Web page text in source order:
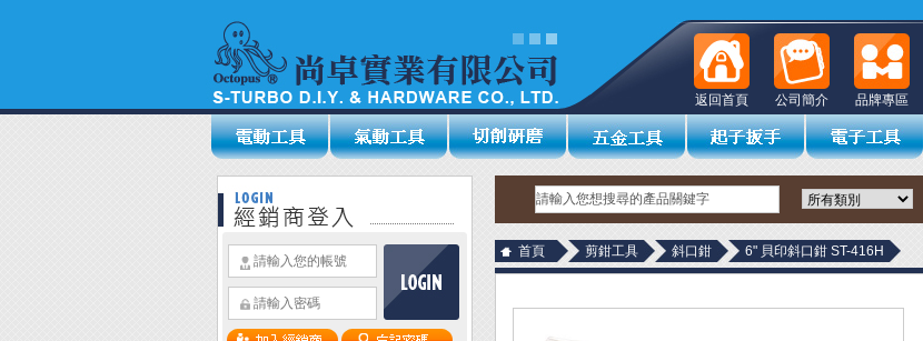
品牌專區
公司簡介
返回首頁
首頁 剪鉗工具 斜口鉗 6" 貝印斜口鉗 ST-416H